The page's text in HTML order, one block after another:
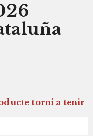
torni a tenir